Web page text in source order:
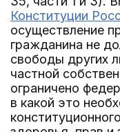
Конституции
осуществление
гражданина не
свободы других
частной
ограничено
в какой это